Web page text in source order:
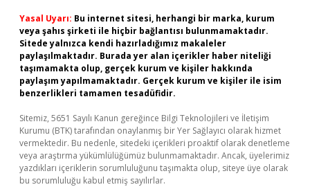
Yasal Uyarı: Bu internet sitesi, herhangi bir marka, kurum
veya şahıs şirketi ile hiçbir bağlantısı bulunmamaktadır.
Sitede yalnızca kendi hazırladığımız makaleler
paylaşılmaktadır. Burada yer alan içerikler haber niteliği
taşımamakta olup, gerçek kurum ve kişiler hakkında
paylaşım yapılmamaktadır. Gerçek kurum ve kişiler ile isim
benzerlikleri tamamen tesadüfidir.
Sitemiz, 5651 Sayılı Kanun gereğince Bilgi Teknolojileri ve İletişim
Kurumu (BTK) tarafından onaylanmış bir Yer Sağlayıcı olarak hizmet
vermektedir. Bu nedenle, sitedeki içerikleri proaktif olarak denetleme
veya araştırma yükümlülüğümüz bulunmamaktadır. Ancak, üyelerimiz
yazdıkları içeriklerin sorumluluğunu taşımakta olup, siteye üye olarak
bu sorumluluğu kabul etmiş sayılırlar.